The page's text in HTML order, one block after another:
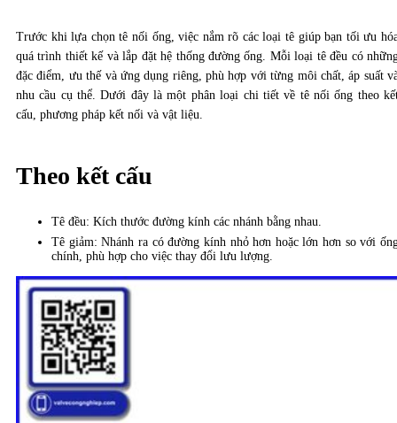
Trước khi lựa chọn tê nối ống, việc nắm rõ các loại tê giúp bạn tối ưu
quá trình thiết kế và lắp đặt hệ thống đường ống. Mỗi loại tê đều có
đặc điểm, ưu thế và ứng dụng riêng, phù hợp với từng môi chất, áp suất
nhu cầu cụ thể. Dưới đây là một phân loại chi tiết về tê nối ống theo
cấu, phương pháp kết nối và vật liệu.
Theo kết cấu
Tê đều: Kích thước đường kính các nhánh bằng nhau.
Tê giảm: Nhánh ra có đường kính nhỏ hơn hoặc lớn hơn so với
chính, phù hợp cho việc thay đổi lưu lượng.